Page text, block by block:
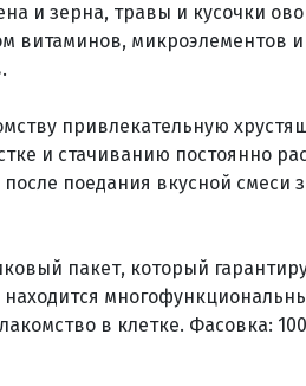
и зерна, травы и кусочки
витаминов, микроэлементов и
привлекательную
и стачиванию постоянно
поедания вкусной смеси
пакет, который
в клетке. Фасовка: